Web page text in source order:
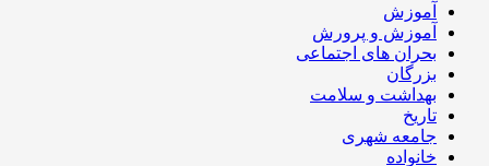
آموزش
آموزش و پرورش
بحران های اجتماعی
بزرگان
بهداشت و سلامت
تاریخ
جامعه شهری
خانواده